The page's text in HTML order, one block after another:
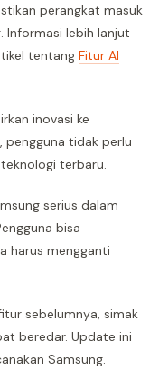
perangkat masuk
Informasi lebih lanjut
tentang Fitur AI
inovasi ke
pengguna tidak perlu
terbaru.
serius dalam
bisa
harus mengganti
sebelumnya, simak
beredar. Update ini
Samsung.